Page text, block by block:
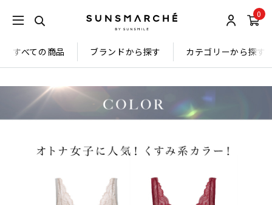
0
すべての商品 ブランドから探す カテゴリーから探す